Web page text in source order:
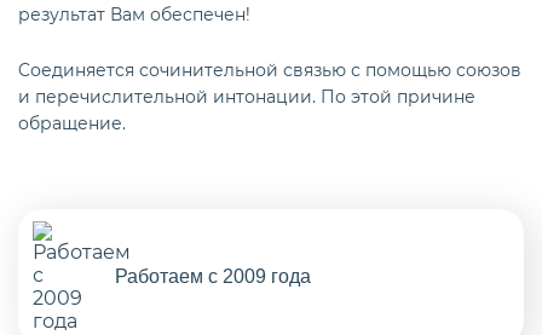
результат Вам обеспечен!
Cоединяется сочинительной связью с помощью союзов
и перечислительной интонации. По этой причине
обращение.
Работаем с 2009 года